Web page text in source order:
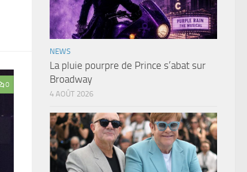
0
NEWS
La pluie pourpre de Prince s’abat sur
Broadway
4 AOÛT 2026